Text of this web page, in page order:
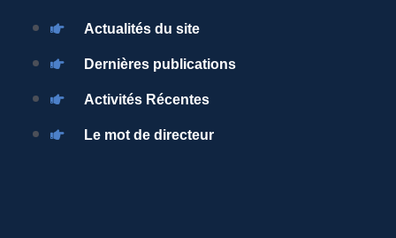
Actualités du site
Dernières publications
Activités Récentes
Le mot de directeur